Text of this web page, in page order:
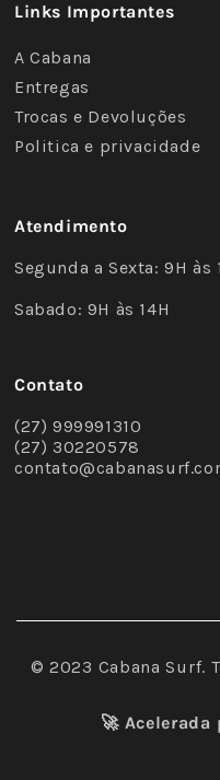
Links Importantes
A Cabana
Entregas
Trocas e Devoluções
Politica e privacidade
Atendimento
Segunda a Sexta: 9H às
Sabado: 9H às 14H
Contato
(27) 999991310
(27) 30220578
© 2023 Cabana Surf.
🚀